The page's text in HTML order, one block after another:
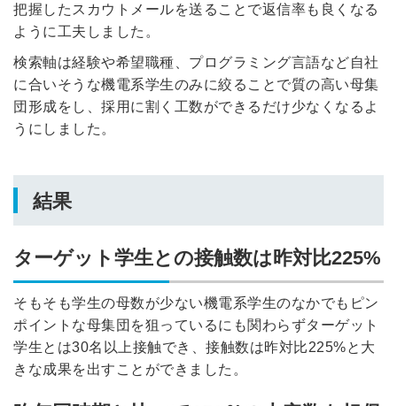
把握したスカウトメールを送ることで返信率も良くなる
ように工夫しました。
検索軸は経験や希望職種、プログラミング言語など自社
に合いそうな機電系学生のみに絞ることで質の高い母集
団形成をし、採用に割く工数ができるだけ少なくなるよ
うにしました。
結果
ターゲット学生との接触数は昨対比225%
そもそも学生の母数が少ない機電系学生のなかでもピン
ポイントな母集団を狙っているにも関わらずターゲット
学生とは30名以上接触でき、接触数は昨対比225%と大
きな成果を出すことができました。
する
忘れですか？
許可なく投稿すること
せん
※ログインIDとなります
同意のうえ
登録する
他サービスIDで登録